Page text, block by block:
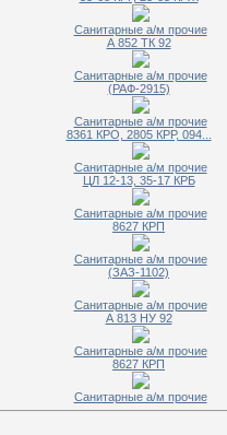
Санитарные а/м прочие
А 852 ТК 92
Санитарные а/м прочие
(РАФ-2915)
Санитарные а/м прочие
8361 КРО, 2805 КРР, 094...
Санитарные а/м прочие
ЦЛ 12-13, 35-17 КРБ
Санитарные а/м прочие
8627 КРП
Санитарные а/м прочие
(ЗАЗ-1102)
Санитарные а/м прочие
А 813 НУ 92
Санитарные а/м прочие
8627 КРП
Санитарные а/м прочие